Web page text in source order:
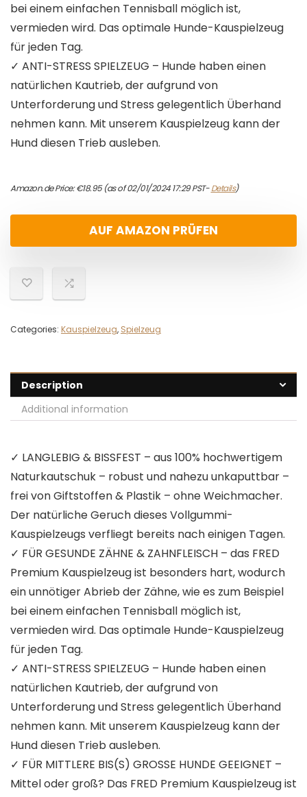
bei einem einfachen Tennisball möglich ist,
vermieden wird. Das optimale Hunde-Kauspielzeug
für jeden Tag.
✓ ANTI-STRESS SPIELZEUG – Hunde haben einen
natürlichen Kautrieb, der aufgrund von
Unterforderung und Stress gelegentlich Überhand
nehmen kann. Mit unserem Kauspielzeug kann der
Hund diesen Trieb ausleben.
Amazon.de Price:€18.95(as of 02/01/2024 17:29 PST-Details)
AUF AMAZON PRÜFEN
Categories: Kauspielzeug, Spielzeug
Description
Additional information
✓ LANGLEBIG & BISSFEST – aus 100% hochwertigem
Naturkautschuk – robust und nahezu unkaputtbar –
frei von Giftstoffen & Plastik – ohne Weichmacher.
Der natürliche Geruch dieses Vollgummi-
Kauspielzeugs verfliegt bereits nach einigen Tagen.
✓ FÜR GESUNDE ZÄHNE & ZAHNFLEISCH – das FRED
Premium Kauspielzeug ist besonders hart, wodurch
ein unnötiger Abrieb der Zähne, wie es zum Beispiel
bei einem einfachen Tennisball möglich ist,
vermieden wird. Das optimale Hunde-Kauspielzeug
für jeden Tag.
✓ ANTI-STRESS SPIELZEUG – Hunde haben einen
natürlichen Kautrieb, der aufgrund von
Unterforderung und Stress gelegentlich Überhand
nehmen kann. Mit unserem Kauspielzeug kann der
Hund diesen Trieb ausleben.
✓ FÜR MITTLERE BIS(S) GROSSE HUNDE GEEIGNET –
Mittel oder groß? Das FRED Premium Kauspielzeug ist